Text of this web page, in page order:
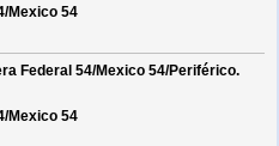
Mexico 54
Federal 54/Mexico 54/Periférico.
Mexico 54